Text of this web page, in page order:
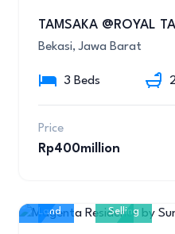
TAMSAKA @ROYAL
Bekasi, Jawa Barat
3 Beds
Price
Rp400million
Land Selling